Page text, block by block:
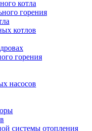
котла
горения
котлов
горения
насосов
системы отопления